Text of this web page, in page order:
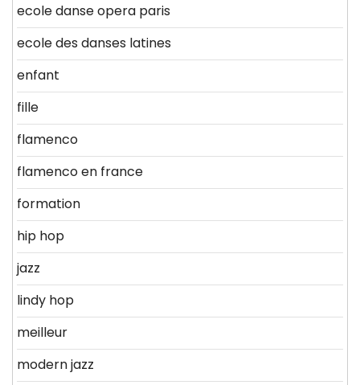
ecole danse opera paris
ecole des danses latines
enfant
fille
flamenco
flamenco en france
formation
hip hop
jazz
lindy hop
meilleur
modern jazz